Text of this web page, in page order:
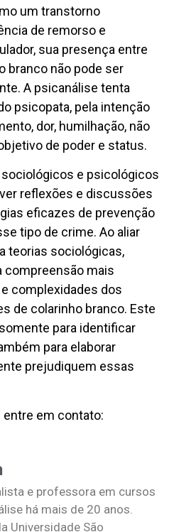
um transtorno
de remorso e
sua presença entre
branco não pode ser
A psicanálise tenta
psicopata, pela intenção
dor, humilhação, não
de poder e status.
e psicológicos
reflexões e discussões
eficazes de prevenção
tipo de crime. Ao aliar
teorias sociológicas,
compreensão mais
complexidades dos
de colarinho branco. Este
para identificar
para elaborar
prejudiquem essas
em contato:
e professora em cursos
há mais de 20 anos.
Universidade São